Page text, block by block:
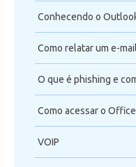
Conhecendo o
Como relatar um e-
O que é phishing e
Como acessar o
VOIP